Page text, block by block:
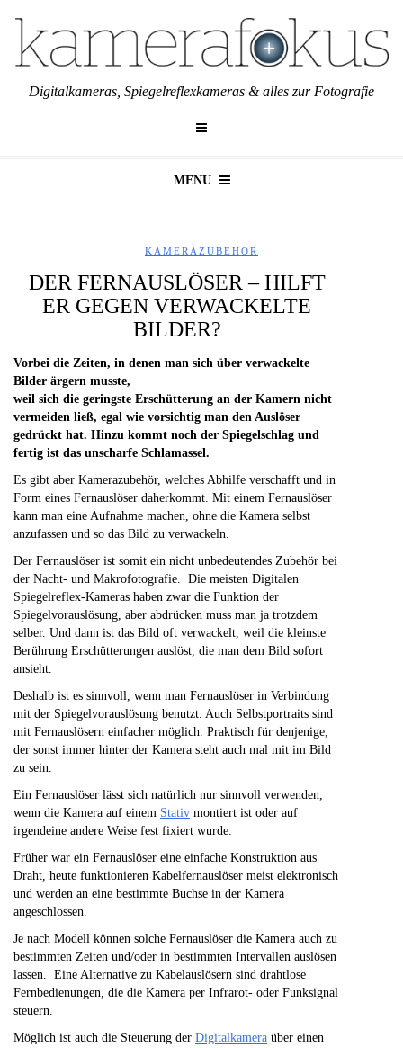
Digitalkameras, Spiegelreflexkameras & alles zur Fotografie
MENU
KAMERAZUBEHÖR
DER FERNAUSLÖSER – HILFT
ER GEGEN VERWACKELTE
BILDER?
Vorbei die Zeiten, in denen man sich über verwackelte
Bilder ärgern musste,
weil sich die geringste Erschütterung an der Kamern nicht
vermeiden ließ, egal wie vorsichtig man den Auslöser
gedrückt hat. Hinzu kommt noch der Spiegelschlag und
fertig ist das unscharfe Schlamassel.
Es gibt aber Kamerazubehör, welches Abhilfe verschafft und in
Form eines Fernauslöser daherkommt. Mit einem Fernauslöser
kann man eine Aufnahme machen, ohne die Kamera selbst
anzufassen und so das Bild zu verwackeln.
Der Fernauslöser ist somit ein nicht unbedeutendes Zubehör bei
der Nacht- und Makrofotografie. Die meisten Digitalen
Spiegelreflex-Kameras haben zwar die Funktion der
Spiegelvorauslösung, aber abdrücken muss man ja trotzdem
selber. Und dann ist das Bild oft verwackelt, weil die kleinste
Berührung Erschütterungen auslöst, die man dem Bild sofort
ansieht.
Deshalb ist es sinnvoll, wenn man Fernauslöser in Verbindung
mit der Spiegelvorauslösung benutzt. Auch Selbstportraits sind
mit Fernauslösern einfacher möglich. Praktisch für denjenige,
der sonst immer hinter der Kamera steht auch mal mit im Bild
zu sein.
Ein Fernauslöser lässt sich natürlich nur sinnvoll verwenden,
wenn die Kamera auf einem Stativ montiert ist oder auf
irgendeine andere Weise fest fixiert wurde.
Früher war ein Fernauslöser eine einfache Konstruktion aus
Draht, heute funktionieren Kabelfernauslöser meist elektronisch
und werden an eine bestimmte Buchse in der Kamera
angeschlossen.
Je nach Modell können solche Fernauslöser die Kamera auch zu
bestimmten Zeiten und/oder in bestimmten Intervallen auslösen
lassen. Eine Alternative zu Kabelauslösern sind drahtlose
Fernbedienungen, die die Kamera per Infrarot- oder Funksignal
steuern.
Möglich ist auch die Steuerung der Digitalkamera über einen